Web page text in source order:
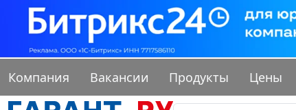
Компания Вакансии Продукты Цены